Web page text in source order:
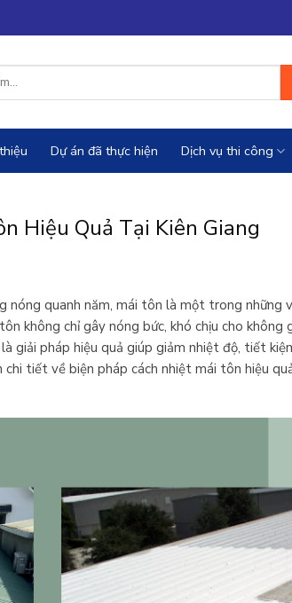
Dự án đã thực hiện Dịch vụ thi công
Hiệu Quả Tại Kiên Giang
nóng quanh năm, mái tôn là một trong những
không chỉ gây nóng bức, khó chịu cho không
giải pháp hiệu quả giúp giảm nhiệt độ, tiết
tiết về biện pháp cách nhiệt mái tôn hiệu